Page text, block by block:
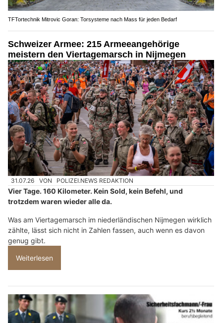
TFTortechnik Mitrovic Goran: Torsysteme nach Mass für jeden Bedarf
Schweizer Armee: 215 Armeeangehörige
meistern den Viertagemarsch in Nijmegen
31.07.26 VON POLIZEI.NEWS REDAKTION
Vier Tage. 160 Kilometer. Kein Sold, kein Befehl, und
trotzdem waren wieder alle da.
Was am Viertagemarsch im niederländischen Nijmegen wirklich
zählte, lässt sich nicht in Zahlen fassen, auch wenn es davon
genug gibt.
Weiterlesen